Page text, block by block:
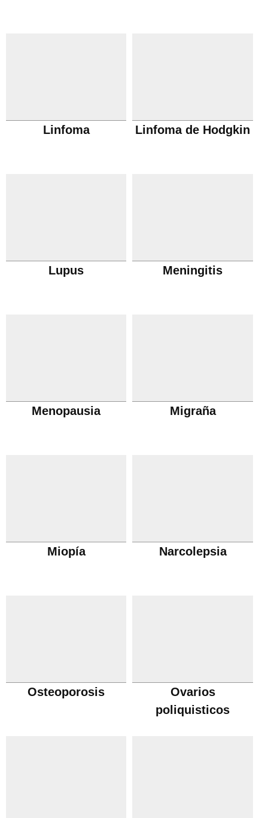
Linfoma Linfoma de Hodgkin
Lupus Meningitis
Menopausia Migraña
Miopía Narcolepsia
Osteoporosis
Ovarios
poliquisticos